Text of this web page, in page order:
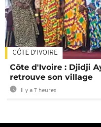
CÔTE D'IVOIRE
Côte d'Ivoire : Djidji
retrouve son village
Il y a 7 heures